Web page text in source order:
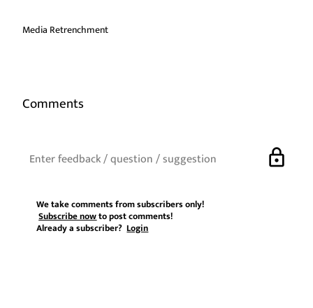
Media Retrenchment
Comments
lock
We take comments from subscribers only!
Subscribe nowto post comments!
Already a subscriber?Login